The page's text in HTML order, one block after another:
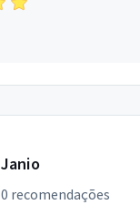
Janio
0 recomendações